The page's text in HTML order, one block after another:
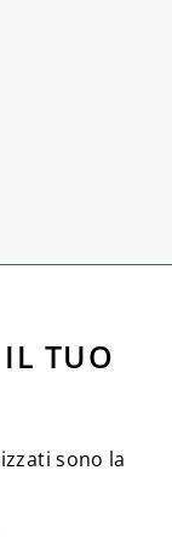
TUO
sono la